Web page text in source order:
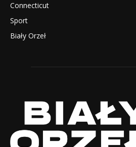
Connecticut
Sport
Biały Orzeł